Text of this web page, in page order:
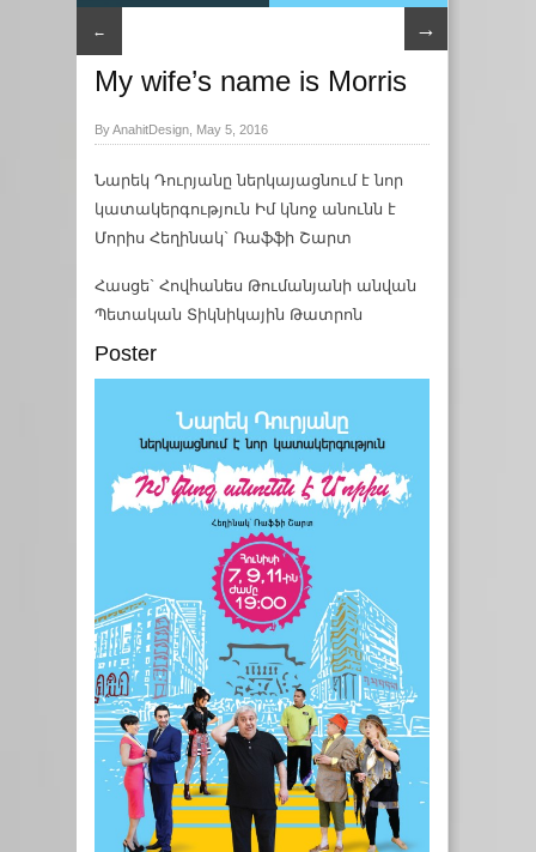
← →
My wife’s name is Morris
By AnahitDesign, May 5, 2016
Նարեկ Դուրյանը ներկայացնում է նոր
կատակերգություն Իմ կնոջ անունն է
Մորիս Հեղինակ` Ռաֆֆի Շարտ
Հասցե` Հովհանես Թումանյանի անվան
Պետական Տիկնիկային Թատրոն
Poster